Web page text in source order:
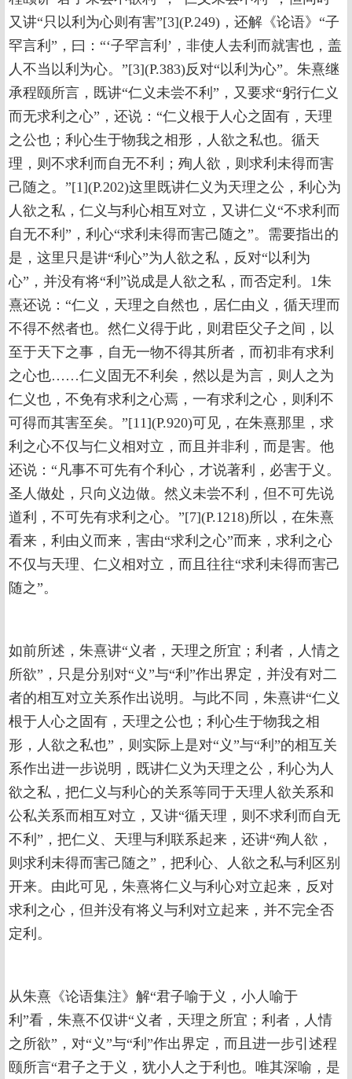
又讲“只以利为心则有害”[3](P.249)，还解《论语》“子
罕言利”，曰：“‘子罕言利’，非使人去利而就害也，盖
人不当以利为心。”[3](P.383)反对“以利为心”。朱熹继
承程颐所言，既讲“仁义未尝不利”，又要求“躬行仁义
而无求利之心”，还说：“仁义根于人心之固有，天理
之公也；利心生于物我之相形，人欲之私也。循天
理，则不求利而自无不利；殉人欲，则求利未得而害
己随之。”[1](P.202)这里既讲仁义为天理之公，利心为
人欲之私，仁义与利心相互对立，又讲仁义“不求利而
自无不利”，利心“求利未得而害己随之”。需要指出的
是，这里只是讲“利心”为人欲之私，反对“以利为
心”，并没有将“利”说成是人欲之私，而否定利。1朱
熹还说：“仁义，天理之自然也，居仁由义，循天理而
不得不然者也。然仁义得于此，则君臣父子之间，以
至于天下之事，自无一物不得其所者，而初非有求利
之心也……仁义固无不利矣，然以是为言，则人之为
仁义也，不免有求利之心焉，一有求利之心，则利不
可得而其害至矣。”[11](P.920)可见，在朱熹那里，求
利之心不仅与仁义相对立，而且并非利，而是害。他
还说：“凡事不可先有个利心，才说著利，必害于义。
圣人做处，只向义边做。然义未尝不利，但不可先说
道利，不可先有求利之心。”[7](P.1218)所以，在朱熹
看来，利由义而来，害由“求利之心”而来，求利之心
不仅与天理、仁义相对立，而且往往“求利未得而害己
随之”。
如前所述，朱熹讲“义者，天理之所宜；利者，人情之
所欲”，只是分别对“义”与“利”作出界定，并没有对二
者的相互对立关系作出说明。与此不同，朱熹讲“仁义
根于人心之固有，天理之公也；利心生于物我之相
形，人欲之私也”，则实际上是对“义”与“利”的相互关
系作出进一步说明，既讲仁义为天理之公，利心为人
欲之私，把仁义与利心的关系等同于天理人欲关系和
公私关系而相互对立，又讲“循天理，则不求利而自无
不利”，把仁义、天理与利联系起来，还讲“殉人欲，
则求利未得而害己随之”，把利心、人欲之私与利区别
开来。由此可见，朱熹将仁义与利心对立起来，反对
求利之心，但并没有将义与利对立起来，并不完全否
定利。
从朱熹《论语集注》解“君子喻于义，小人喻于
利”看，朱熹不仅讲“义者，天理之所宜；利者，人情
之所欲”，对“义”与“利”作出界定，而且进一步引述程
颐所言“君子之于义，犹小人之于利也。唯其深喻，是